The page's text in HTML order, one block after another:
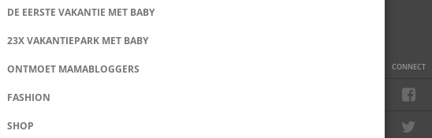
CONNECT
DE EERSTE VAKANTIE MET BABY
23X VAKANTIEPARK MET BABY
ONTMOET MAMABLOGGERS
FASHION
SHOP